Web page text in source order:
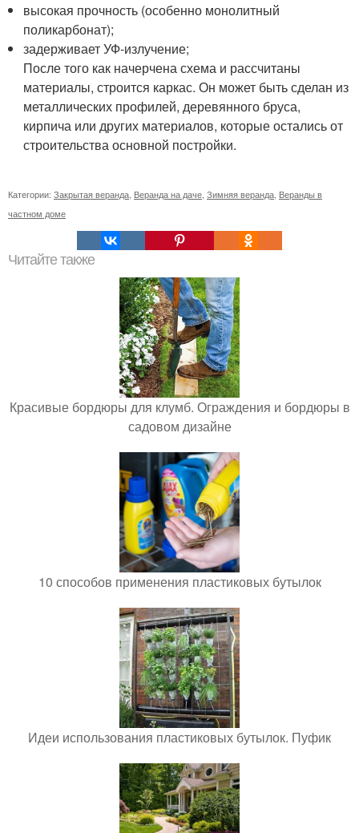
высокая прочность (особенно монолитный
поликарбонат);
задерживает УФ-излучение;
После того как начерчена схема и рассчитаны
материалы, строится каркас. Он может быть сделан из
металлических профилей, деревянного бруса,
кирпича или других материалов, которые остались от
строительства основной постройки.
Категории: Закрытая веранда Веранда на даче Зимняя веранда Веранды в
частном доме
Читайте также
Красивые бордюры для клумб. Ограждения и бордюры в
садовом дизайне
10 способов применения пластиковых бутылок
Идеи использования пластиковых бутылок. Пуфик